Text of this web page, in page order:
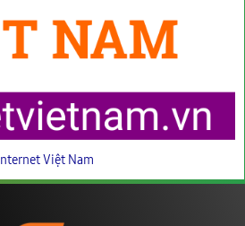
Internet Việt Nam